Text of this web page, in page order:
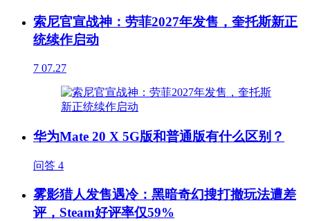
索尼官宣战神：劳菲2027年发售，奎托斯新正
统续作启动
7 07.27
华为Mate 20 X 5G版和普通版有什么区别？
问答 4
雾影猎人发售遇冷：黑暗奇幻搜打撤玩法遭差
评，Steam好评率仅59%